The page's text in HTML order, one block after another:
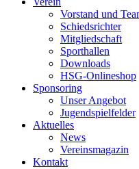
Vorstand und
Schiedsrichter
Mitgliedschaft
Sporthallen
Downloads
HSG-Onlineshop
Sponsoring
Unser Angebot
Jugendspielfelder
Aktuelles
News
Vereinsmagazin
Kontakt